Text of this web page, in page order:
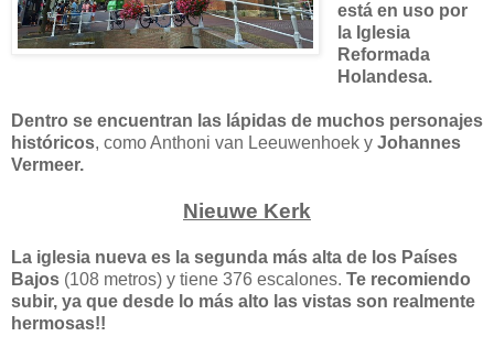
está en uso por
la Iglesia
Reformada
Holandesa.
Dentro se encuentran las lápidas de muchos personajes
históricos, como Anthoni van Leeuwenhoek y Johannes
Vermeer.
Nieuwe Kerk
La iglesia nueva es la segunda más alta de los Países
Bajos (108 metros) y tiene 376 escalones. Te recomiendo
subir, ya que desde lo más alto las vistas son realmente
hermosas!!